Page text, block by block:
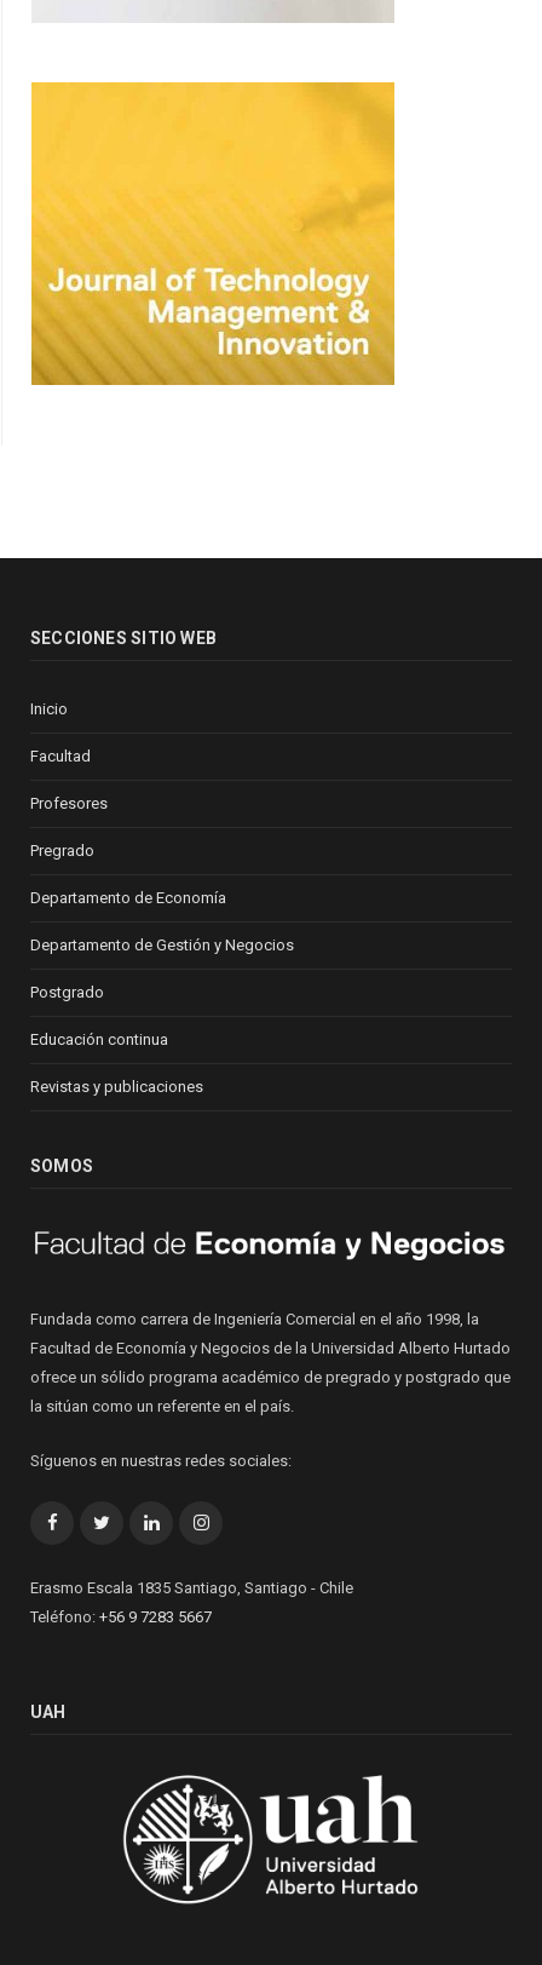
SECCIONES SITIO WEB
Inicio
Facultad
Profesores
Pregrado
Departamento de Economía
Departamento de Gestión y Negocios
Postgrado
Educación continua
Revistas y publicaciones
SOMOS
Fundada como carrera de Ingeniería Comercial en el año 1998, la
Facultad de Economía y Negocios de la Universidad Alberto Hurtado
ofrece un sólido programa académico de pregrado y postgrado que
la sitúan como un referente en el país.
Síguenos en nuestras redes sociales:
FacebookTwitterLinkedInInstagram
Erasmo Escala 1835 Santiago, Santiago - Chile
Teléfono: +56 9 7283 5667
UAH